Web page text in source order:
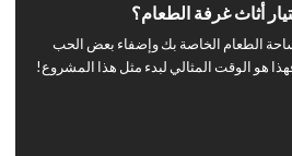
أثاث غرفة الطعام؟
الطعام الخاصة بك وإضفاء بعض الحب
هو الوقت المثالي لبدء مثل هذا المشروع!